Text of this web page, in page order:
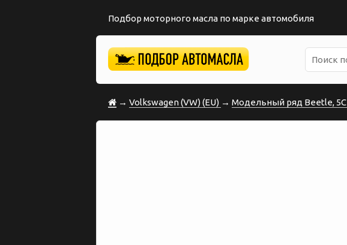
Подбор моторного масла по марке автомобиля
→ Volkswagen (VW) (EU) → Модельный ряд Beetle, 5C